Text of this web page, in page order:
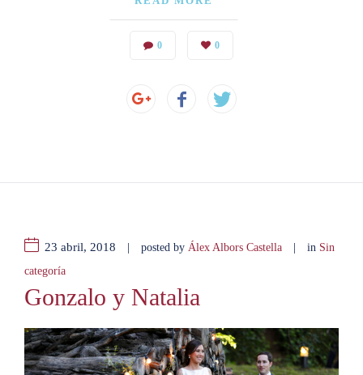
0 0
23 abril, 2018 | posted by Álex Albors Castella | in Sin
categoría
Gonzalo y Natalia